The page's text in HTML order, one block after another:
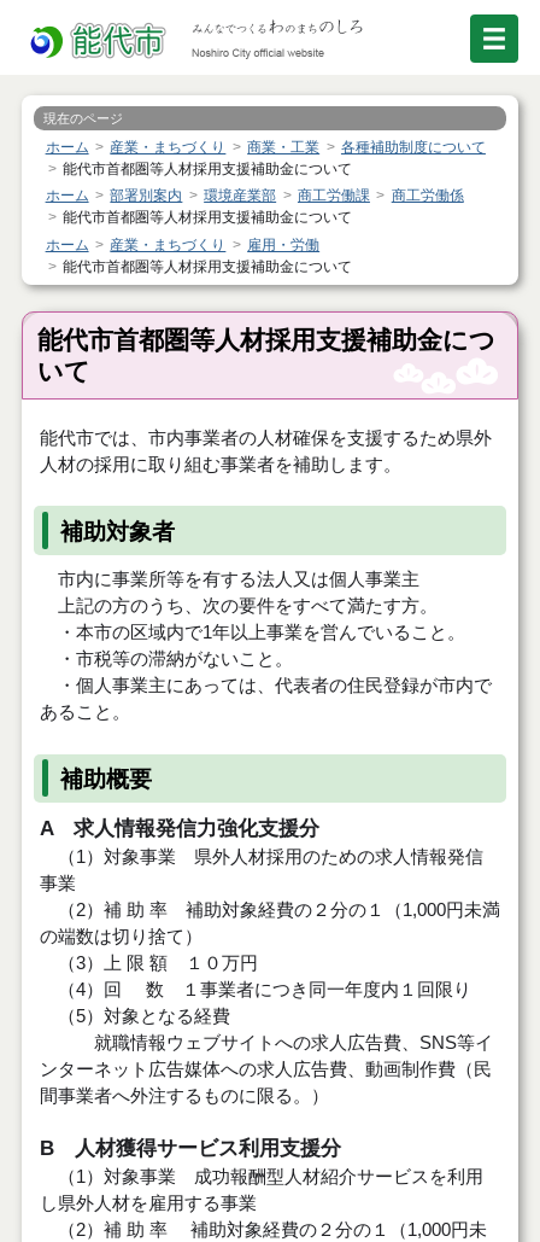
現在のページ
ホーム 産業・まちづくり 商業・工業
各種補助制度について
能代市首都圏等人材採用支援補助金について
ホーム
部署別案内 環境産業部 商工労働課
商工労働係
能代市首都圏等人材採用支援補助金について
ホーム
産業・まちづくり
雇用・労働
能代市首都圏等人材採用支援補助金について
能代市首都圏等人材採用支援補助金につ
いて
能代市では、市内事業者の人材確保を支援するため県外
人材の採用に取り組む事業者を補助します。
補助対象者
市内に事業所等を有する法人又は個人事業主
上記の方のうち、次の要件をすべて満たす方。
・本市の区域内で1年以上事業を営んでいること。
・市税等の滞納がないこと。
・個人事業主にあっては、代表者の住民登録が市内で
あること。
補助概要
A 求人情報発信力強化支援分
（1） 対象事業 県外人材採用のための求人情報発信
事業
（2）補 助 率 補助対象経費の２分の１（1,000円未満
の端数は切り捨て）
（3）上 限 額 １０万円
（4）回 数 １事業者につき同一年度内１回限り
（5）対象となる経費
就職情報ウェブサイトへの求人広告費、SNS等イ
ンターネット広告媒体への求人広告費、動画制作費（民
間事業者へ外注するものに限る。）
B 人材獲得サービス利用支援分
（1）対象事業 成功報酬型人材紹介サービスを利用
し県外人材を雇用する事業
（2）補 助 率 補助対象経費の２分の１（1,000円未